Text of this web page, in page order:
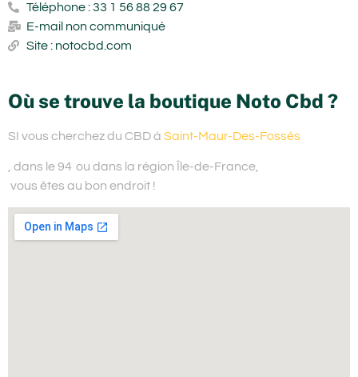
Téléphone : 33 1 56 88 29 67
E-mail non communiqué
Site : notocbd.com
Où se trouve la boutique Noto Cbd ?
SI vous cherchez du CBD à Saint-Maur-Des-Fossés
, dans le 94 ou dans la région Île-de-France,
vous êtes au bon endroit !